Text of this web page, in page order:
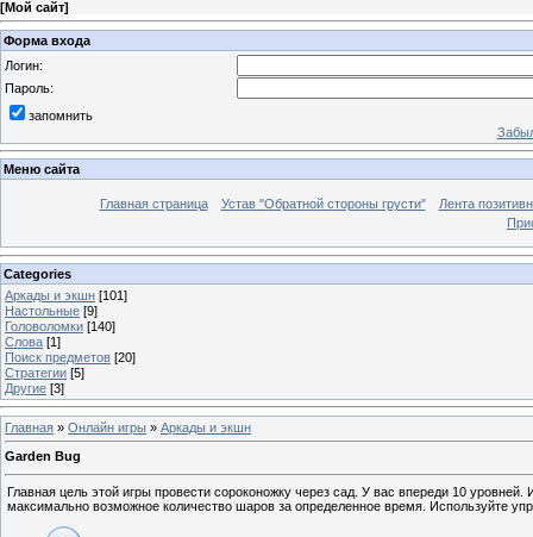
[Мой сайт]
Форма входа
Логин:
Пароль:
запомнить
Меню сайта
Главная страница Устав "Обратной стороны грусти"
Лента
Categories
Аркады и экшн [101]
Настольные [9]
Головоломки [140]
Слова [1]
Поиск предметов [20]
Стратегии [5]
Другие [3]
Главная » Онлайн игры » Аркады и экшн
Garden Bug
Главная цель этой игры провести сороконожку через сад. У вас впереди 10
максимально возможное количество шаров за определенное время. Используйте